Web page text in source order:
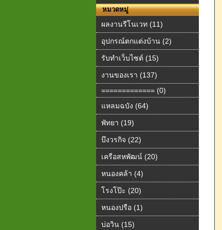
หมวดหมู่
ผลงานรีโนเวท (11)
อุปกรณ์ตกแต่งบ้าน (2)
รับทำเว็บไซต์ (15)
งานของเรา (137)
============= (0)
แหลมฉบัง (64)
พัทยา (19)
บึงวรกิจ (22)
เครือสหพัฒน์ (20)
หนองคล้า (4)
โรงโป๊ะ (20)
หนองปรือ (1)
บ่อวิน (15)